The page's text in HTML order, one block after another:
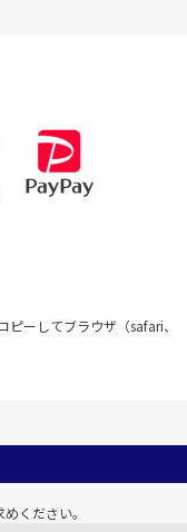
ーしてブラウザ（safari、
ください。